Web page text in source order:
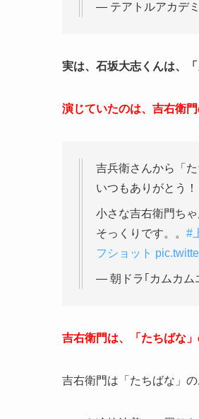
— テアトルアカデ
実は、石坂大志くんは、
演じていたのは、吉右衛門
吉兵衛さんから「
いつもありがとう！
小さな吉右衛門ち
そっくりです。。 #
フショット
— 朝ドラ｢カムカム
吉右衛門は、「たちばな
吉右衛門は「たちばな」